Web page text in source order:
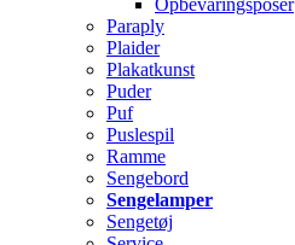
Opbevaringsposer
Paraply
Plaider
Plakatkunst
Puder
Puf
Puslespil
Ramme
Sengebord
Sengelamper
Sengetøj